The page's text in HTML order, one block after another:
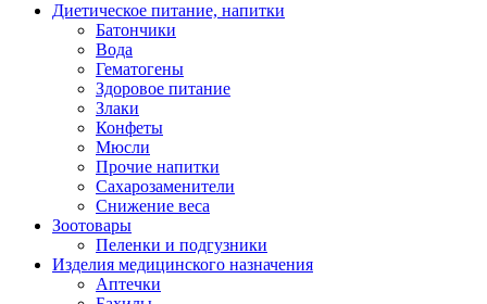
Диетическое питание, напитки
Батончики
Вода
Гематогены
Здоровое питание
Злаки
Конфеты
Мюсли
Прочие напитки
Сахарозаменители
Снижение веса
Зоотовары
Пеленки и подгузники
Изделия медицинского назначения
Аптечки